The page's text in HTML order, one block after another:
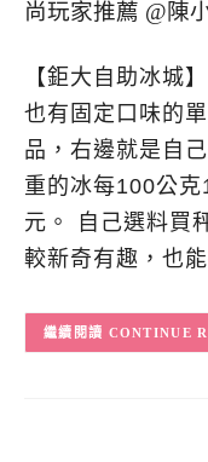
【鉅大自助冰城
也有固定口味的
品，右邊就是自
重的冰每100公
元。 自己選料買
較新奇有趣，也
CONTINUE